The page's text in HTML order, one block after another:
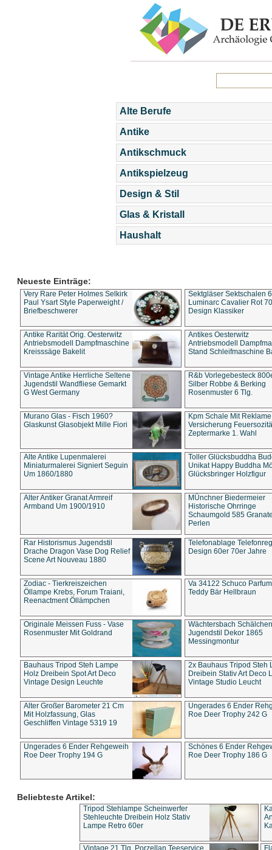
Alte Berufe
Antike
Antikschmuck
Antikspielzeug
Design & Stil
Glas & Kristall
Haushalt
Neueste Einträge:
Very Rare Peter Holmes Selkirk
Paul Ysart Style Paperweight /
Briefbeschwerer
Sektgläser Sektschalen
Luminarc Cavalier Rot
Design Klassiker
Antike Rarität Orig. Oesterwitz
Antriebsmodell Dampfmaschine
Kreisssäge Bakelit
Antikes Oesterwitz
Antriebsmodell
Stand Schleifmaschine
Vintage Antike Herrliche Seltene
Jugendstil Wandfliese Gemarkt
G West Germany
R&b Vorlegebesteck
Silber Robbe & Berking
Rosenmuster 6 Tlg.
Murano Glas - Fisch 1960?
Glaskunst Glasobjekt Mille Fiori
Kpm Schale Mit Reklame
Versicherung
Zeptermarke 1. Wahl
Alte Antike Lupenmalerei
Miniaturmalerei Signiert Seguin
Um 1860/1880
Toller Glücksbuddha
Unikat Happy Buddha
Glücksbringer Holzfigur
Alter Antiker Granat Armreif
Armband Um 1900/1910
MÜnchner Biedermeier
Historische Ohrringe
Schaumgold 585
Perlen
Rar Historismus Jugendstil
Drache Dragon Vase Dog Relief
Scene Art Nouveau 1880
Telefonablage
Design 60er 70er Jahre
Zodiac - Tierkreiszeichen
Öllampe Krebs, Forum Traiani,
Reenactment Öllämpchen
Va 34122 Schuco
Teddy Bär Hellbraun
Originale Meissen Fuss - Vase
Rosenmuster Mit Goldrand
Wächtersbach Schälchen
Jugendstil Dekor 1865
Messingmontur
Bauhaus Tripod Steh Lampe
Holz Dreibein Spot Art Deco
Vintage Design Leuchte
2x Bauhaus Tripod Steh
Dreibein Stativ Art Deco
Vintage Studio Leucht
Alter Großer Barometer 21 Cm
Mit Holzfassung, Glas
Geschliffen Vintage 5319 19
Ungerades 6 Ender
Roe Deer Trophy 242 G
Ungerades 6 Ender Rehgeweih
Roe Deer Trophy 194 G
Schönes 6 Ender
Roe Deer Trophy 186 G
Beliebteste Artikel:
Tripod Stehlampe Scheinwerfer
Stehleuchte Dreibein Holz Stativ
Lampe Retro 60er
Vintage 21 Tlg. Porzellan Teeservice